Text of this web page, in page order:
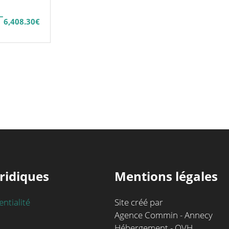
–
6,408.30€
Mentions légales
Site créé par
Agence Commin - Annecy